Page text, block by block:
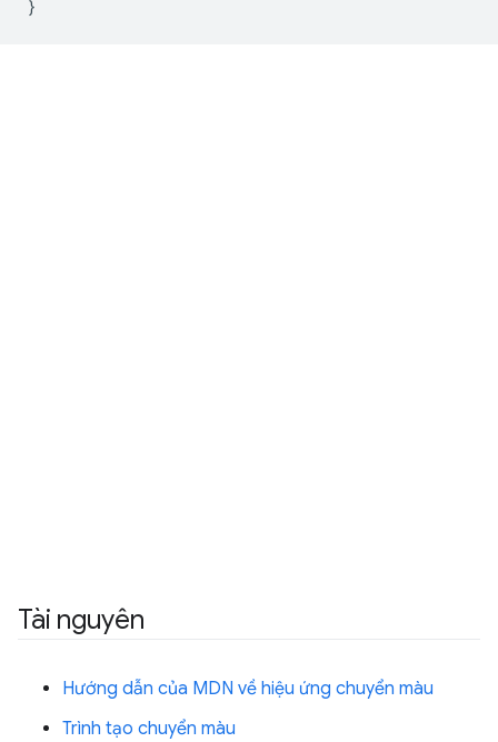
}
Tài nguyên
Hướng dẫn của MDN về hiệu ứng chuyển màu
Trình tạo chuyển màu